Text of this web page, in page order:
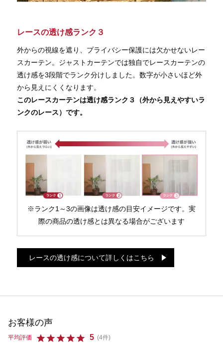
レースの透け感ランク３
外からの視線を遮り、プライバシー保護には欠かせないレー
スカーテン。ジャストカーテンでは独自でレースカーテンの
透け感を3段階でランク分けしました。数字が小さいほど外
から見えにくくなります。
このレースカーテンは透け感ランク３（外から見えやすいラ
ンクのレース）です。
※ランク1～3の画像は透け感の目安イメージです。実
際の商品の透け感とは異なる場合がございます
レースの透け感について詳しくはこちら
お客様の声
平均評価 5 (4件)